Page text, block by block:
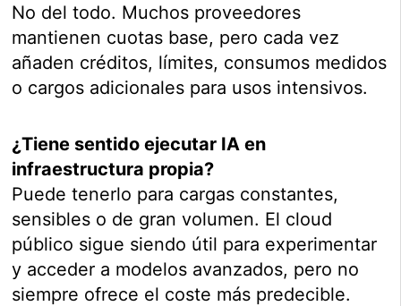
No del todo. Muchos proveedores
mantienen cuotas base, pero cada vez
añaden créditos, límites, consumos medidos
o cargos adicionales para usos intensivos.
¿Tiene sentido ejecutar IA en
infraestructura propia?
Puede tenerlo para cargas constantes,
sensibles o de gran volumen. El cloud
público sigue siendo útil para experimentar
y acceder a modelos avanzados, pero no
siempre ofrece el coste más predecible.